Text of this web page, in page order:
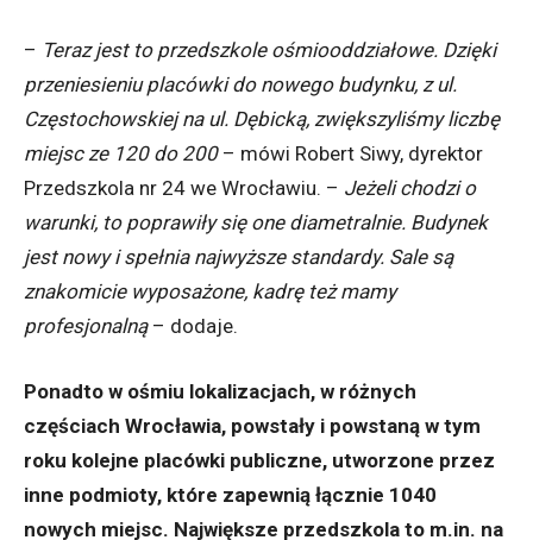
– Teraz jest to przedszkole ośmiooddziałowe. Dzięki
przeniesieniu placówki do nowego budynku, z ul.
Częstochowskiej na ul. Dębicką, zwiększyliśmy liczbę
miejsc ze 120 do 200– mówi Robert Siwy, dyrektor
Przedszkola nr 24 we Wrocławiu. – Jeżeli chodzi o
warunki, to poprawiły się one diametralnie. Budynek
jest nowy i spełnia najwyższe standardy. Sale są
znakomicie wyposażone, kadrę też mamy
profesjonalną– dodaje.
Ponadto w ośmiu lokalizacjach, w różnych
częściach Wrocławia, powstały i powstaną w tym
roku kolejne placówki publiczne, utworzone przez
inne podmioty, które zapewnią łącznie 1040
nowych miejsc. Największe przedszkola to m.in. na